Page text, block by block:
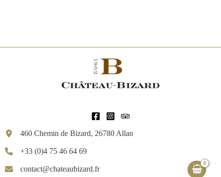
460 Chemin de Bizard, 26780 Allan
+33 (0)4 75 46 64 69
contact@chateaubizard.fr